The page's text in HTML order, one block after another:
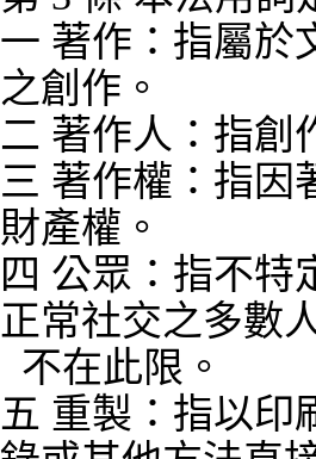
一 著作：指屬於
之創作。
二 著作人：指創
三 著作權：指因
財產權。
四 公眾：指不特
正常社交之多數
不在此限。
五 重製：指以印